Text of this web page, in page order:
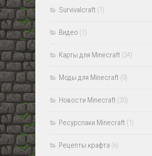
Survivalcraft (1)
Видео (1)
Карты для Minecraft (34)
Моды для Minecraft (9)
Новости Minecraft (30)
Ресурспаки Minecraft (1)
Рецепты крафта (6)